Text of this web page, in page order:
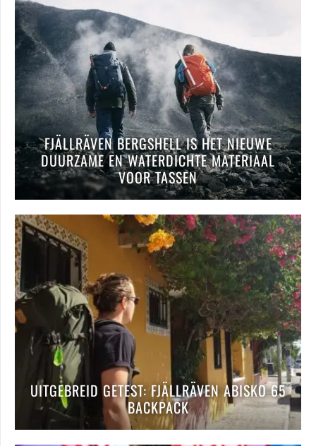
FJÄLLRÄVEN BERGSHELL IS HET NIEUWE
DUURZAME EN WATERDICHTE MATERIAAL
VOOR TASSEN
UITGEBREID GETEST: FJÄLLRÄVEN ABISKO 65
BACKPACK